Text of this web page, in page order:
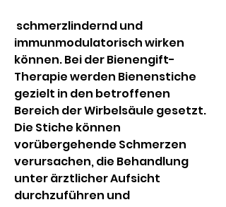
immunmodulatorisch wirken
können. Bei der Bienengift-
Therapie werden Bienenstiche
gezielt in den betroffenen
Bereich der Wirbelsäule gesetzt.
Die Stiche können
vorübergehende Schmerzen
verursachen, die Behandlung
unter ärztlicher Aufsicht
durchzuführen und